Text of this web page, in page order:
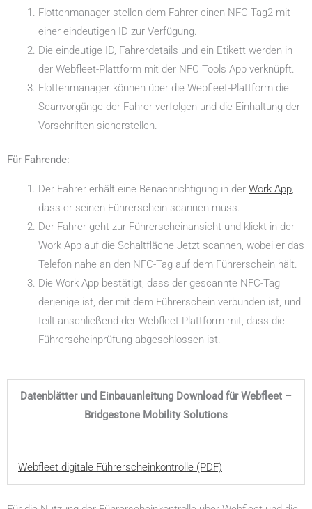
Flotten­ma­nager stellen dem Fahrer einen NFC-Tag2 mit
einer eindeutigen ID zur Verfügung.
Die eindeutige ID, Fahrer­de­tails und ein Etikett werden in
der Webfleet-Plattform mit der NFC Tools App verknüpft.
Flotten­ma­nager können über die Webfleet-Plattform die
Scanvor­gänge der Fahrer verfolgen und die Einhaltung der
Vorschriften sicher­stellen.
Für Fahrende:
Der Fahrer erhält eine Benach­rich­tigung in der Work App,
dass er seinen Führer­schein scannen muss.
Der Fahrer geht zur Führer­schein­an­sicht und klickt in der
Work App auf die Schalt­fläche Jetzt scannen, wobei er das
Telefon nahe an den NFC-Tag auf dem Führer­schein hält.
Die Work App bestätigt, dass der gescannte NFC-Tag
derjenige ist, der mit dem Führer­schein verbunden ist, und
teilt anschließend der Webfleet-Plattform mit, dass die
Führer­schein­prüfung abgeschlossen ist.
Datenblätter und Einbauanleitung Download für Webfleet –
Bridgestone Mobility Solutions
Webfleet digitale Führer­schein­kon­trolle (PDF)